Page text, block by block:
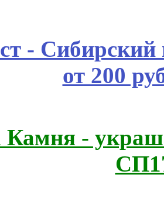
- Сибирский
от 200
Камня -